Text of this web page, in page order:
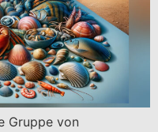
Gruppe von